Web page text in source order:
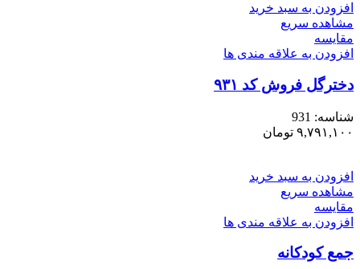
افزودن به سبد خرید
مشاهده سریع
مقایسه
افزودن به علاقه مندی ها
دخترگل فروش کد ۹۳۱
شناسه: 931
۹,۷۹۱,۱۰۰ تومان
افزودن به سبد خرید
مشاهده سریع
مقایسه
افزودن به علاقه مندی ها
جمع کودکانه